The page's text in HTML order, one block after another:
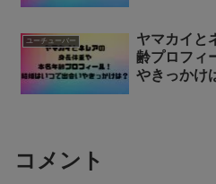
ユーチューバー
ヤマカイと
齢プロフィ
やきっかけ
コメント